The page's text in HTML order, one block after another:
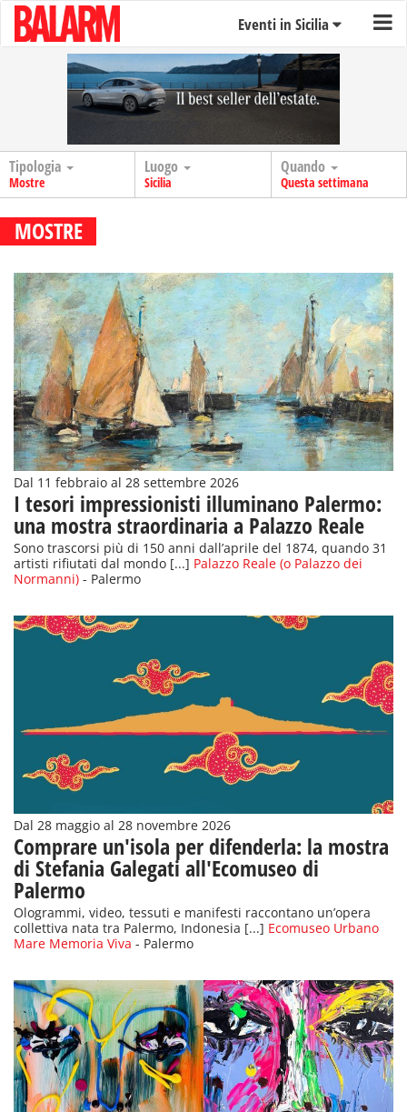
Eventi in Sicilia
Tipologia
Mostre
Luogo
Sicilia
Quando
Questa settimana
MOSTRE
Dal 11 febbraio al 28 settembre 2026
I tesori impressionisti illuminano Palermo:
una mostra straordinaria a Palazzo Reale
Sono trascorsi più di 150 anni dall’aprile del 1874, quando 31
artisti rifiutati dal mondo [...] Palazzo Reale (o Palazzo dei
Normanni) - Palermo
Dal 28 maggio al 28 novembre 2026
Comprare un'isola per difenderla: la mostra
di Stefania Galegati all'Ecomuseo di
Palermo
Ologrammi, video, tessuti e manifesti raccontano un’opera
collettiva nata tra Palermo, Indonesia [...] Ecomuseo Urbano
Mare Memoria Viva - Palermo